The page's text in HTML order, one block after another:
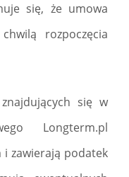
się, że umowa
rozpoczęcia
się w
Longterm.pl
i zawierają podatek